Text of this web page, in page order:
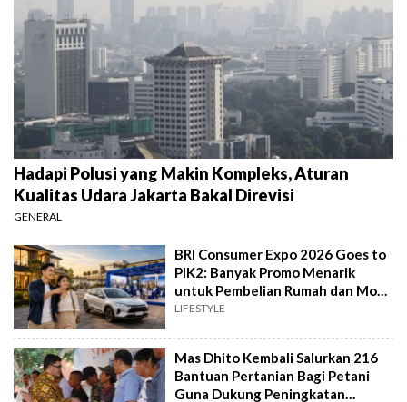
Hadapi Polusi yang Makin Kompleks, Aturan
Kualitas Udara Jakarta Bakal Direvisi
GENERAL
BRI Consumer Expo 2026 Goes to
PIK2: Banyak Promo Menarik
untuk Pembelian Rumah dan Mobil
Baru
LIFESTYLE
Mas Dhito Kembali Salurkan 216
Bantuan Pertanian Bagi Petani
Guna Dukung Peningkatan